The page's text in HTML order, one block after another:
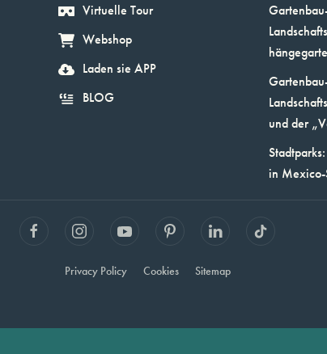
Virtuelle Tour
Webshop
Laden sie APP
BLOG
und der
in Mexico-
Privacy Policy Cookies Sitemap